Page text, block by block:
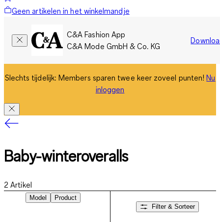
Geen artikelen in het winkelmandje
C&A Fashion App
C&A Mode GmbH & Co. KG
Slechts tijdelijk: Members sparen twee keer zoveel punten!Nu
inloggen
Baby-winteroveralls
2 Artikel
Model
Product
Filter & Sorteer